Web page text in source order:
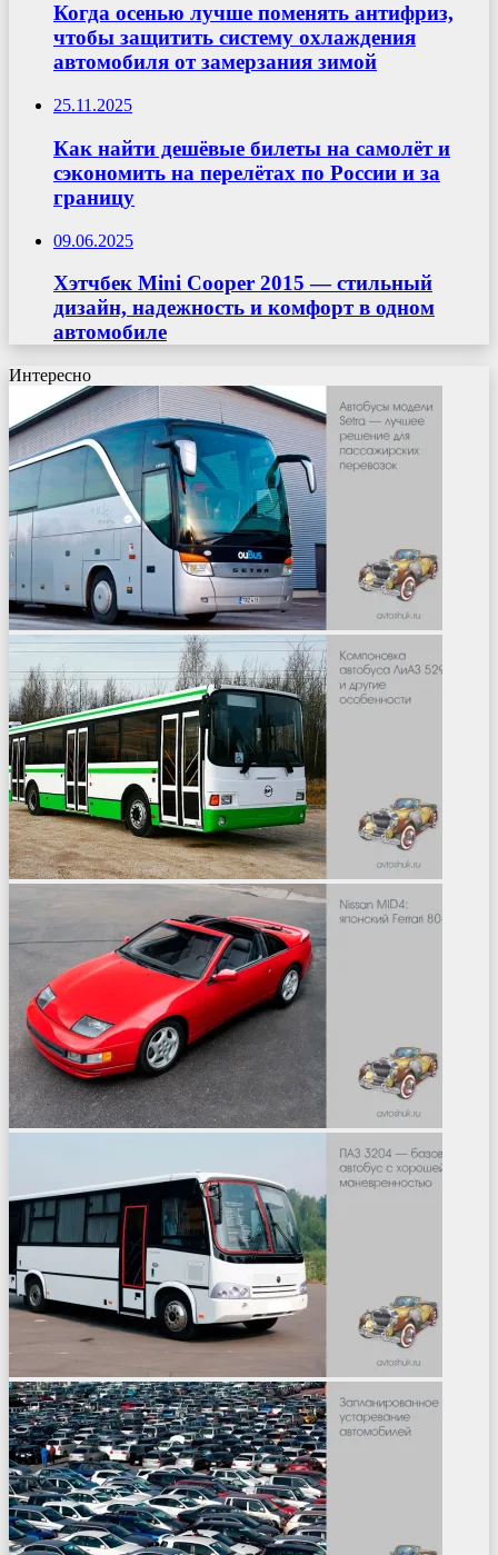
Когда осенью лучше поменять антифриз,
чтобы защитить систему охлаждения
автомобиля от замерзания зимой
25.11.2025
Как найти дешёвые билеты на самолёт и
сэкономить на перелётах по России и за
границу
09.06.2025
Хэтчбек Mini Cooper 2015 — стильный
дизайн, надежность и комфорт в одном
автомобиле
Интересно